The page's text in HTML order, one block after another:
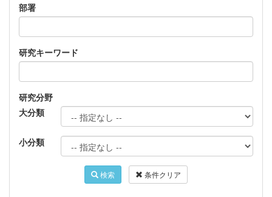
部署
研究キーワード
研究分野
大分類
小分類
検索 条件クリア